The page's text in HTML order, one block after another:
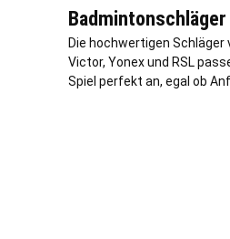
Badmintonschläger
Die hochwertigen Schläger
Victor, Yonex und RSL
Spiel perfekt an, egal ob